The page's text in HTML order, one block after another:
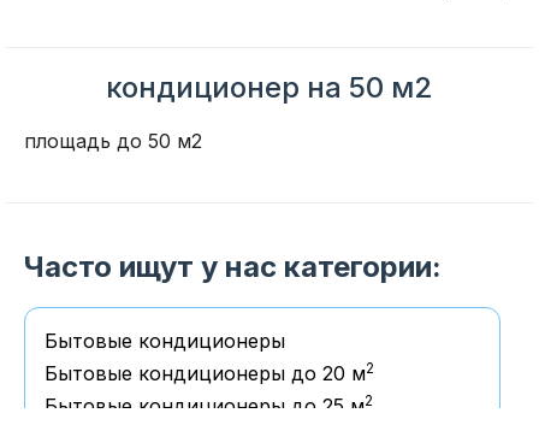
кондиционер на 50 м2
площадь до 50 м2
Часто ищут у нас категории:
Бытовые кондиционеры
Бытовые кондиционеры до 20 м2
Бытовые кондиционеры до 25 м2